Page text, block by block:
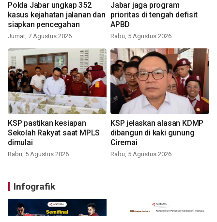
Polda Jabar ungkap 352
kasus kejahatan jalanan dan
siapkan pencegahan
Jumat, 7 Agustus 2026
Jabar jaga program
prioritas di tengah defisit
APBD
Rabu, 5 Agustus 2026
KSP pastikan kesiapan
Sekolah Rakyat saat MPLS
dimulai
Rabu, 5 Agustus 2026
KSP jelaskan alasan KDMP
dibangun di kaki gunung
Ciremai
Rabu, 5 Agustus 2026
Infografik